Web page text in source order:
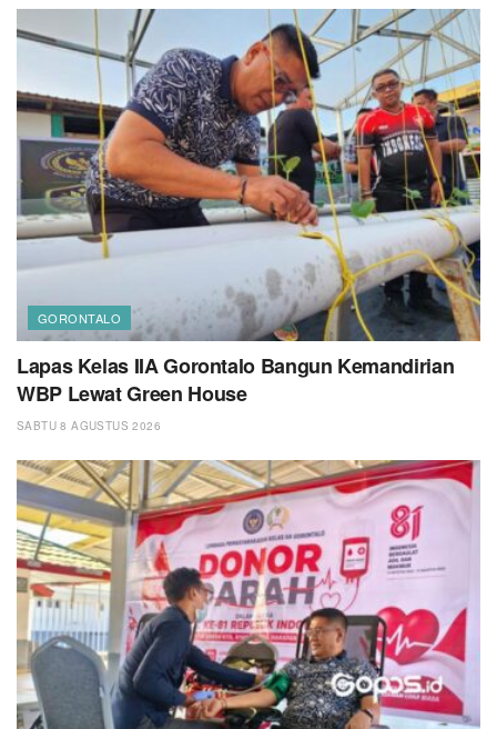
GORONTALO
Lapas Kelas IIA Gorontalo Bangun Kemandirian
WBP Lewat Green House
SABTU 8 AGUSTUS 2026